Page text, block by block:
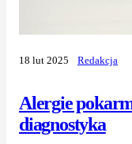
Alergie
diagnostyka
18 lut 2025 Redakcja